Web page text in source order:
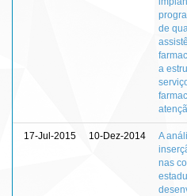
de
a
17-Jul-2015 10-Dez-2014
A
nas